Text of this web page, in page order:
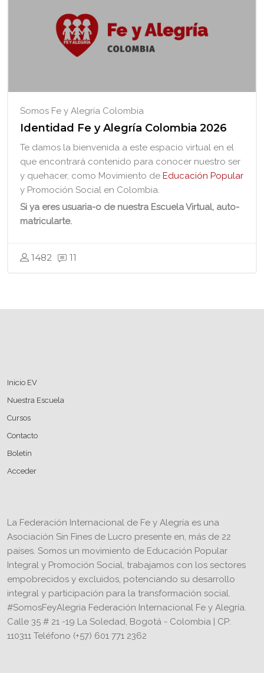
Somos Fe y Alegría Colombia
Identidad Fe y Alegría Colombia 2026
Te damos la bienvenida a este espacio virtual en el
que encontrará contenido para conocer nuestro ser
y quehacer, como Movimiento de Educación Popular
y Promoción Social en Colombia.
Si ya eres usuaria-o de nuestra Escuela Virtual, auto-
matricularte.
1482 11
Inicio EV
Nuestra Escuela
Cursos
Contacto
Boletín
Acceder
La Federación Internacional de Fe y Alegría es una
Asociación Sin Fines de Lucro presente en, más de 22
países. Somos un movimiento de Educación Popular
Integral y Promoción Social, trabajamos con los sectores
empobrecidos y excluidos, potenciando su desarrollo
integral y participación para la transformación social.
#SomosFeyAlegria Federación Internacional Fe y Alegría.
Calle 35 # 21 -19 La Soledad, Bogotá - Colombia | CP:
110311 Teléfono (+57) 601 771 2362